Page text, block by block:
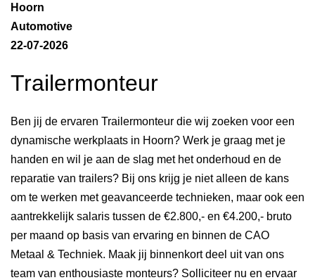
Hoorn
Automotive
22-07-2026
Trailermonteur
Ben jij de ervaren Trailermonteur die wij zoeken voor een
dynamische werkplaats in Hoorn? Werk je graag met je
handen en wil je aan de slag met het onderhoud en de
reparatie van trailers? Bij ons krijg je niet alleen de kans
om te werken met geavanceerde technieken, maar ook een
aantrekkelijk salaris tussen de €2.800,- en €4.200,- bruto
per maand op basis van ervaring en binnen de CAO
Metaal & Techniek. Maak jij binnenkort deel uit van ons
team van enthousiaste monteurs? Solliciteer nu en ervaar